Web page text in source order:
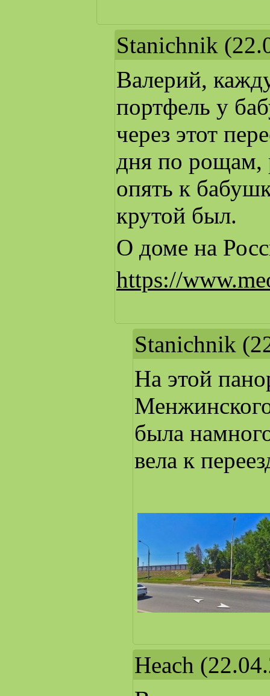
Stanichnik
Валерий,
портфель у
через этот
дня по рощам,
опять к
крутой был.
О доме на
https://
Stanichnik
На этой
была
вела к
Heach